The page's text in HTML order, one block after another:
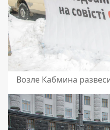
Возле Кабмина